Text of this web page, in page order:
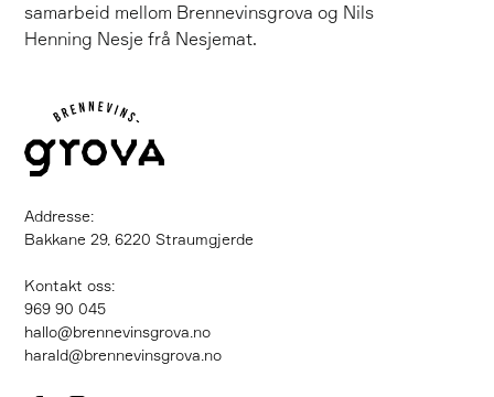
samarbeid mellom Brennevinsgrova og Nils
Henning Nesje frå Nesjemat.
Addresse:
Bakkane 29, 6220 Straumgjerde
Kontakt oss:
‍969 90 045
hallo@brennevinsgrova.no
harald@brennevinsgrova.no